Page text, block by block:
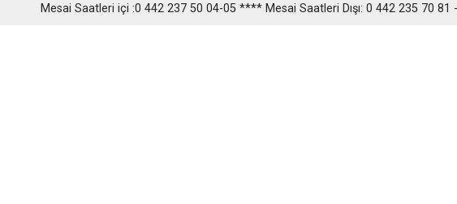
Mesai Saatleri içi :0 442 237 50 04-05 **** Mesai Saatleri Dışı: 0 442 235 70 81